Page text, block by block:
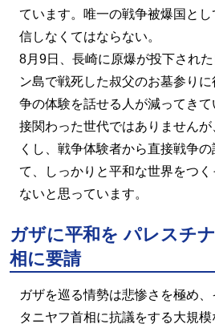
ています。唯一の戦争被爆国と
信しなくてはならない。
8月9日、長崎に原爆が投下され
ン島で戦死した叔父のお墓参り
争の体験を話せる人が減ってき
接関わった世代ではありません
くし、戦争体験者から直接戦争
て、しっかりと平和な世界をつ
ないと思っています。
ガザに平和を パレスチ
相に要請
ガザを巡る情勢は悲惨さを極め
タニヤフ首相に抗議をする大規